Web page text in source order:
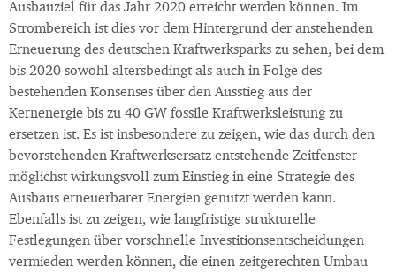
Ausbauziel für das Jahr 2020 erreicht werden können. Im
Strombereich ist dies vor dem Hintergrund der anstehenden
Erneuerung des deutschen Kraftwerksparks zu sehen, bei dem
bis 2020 sowohl altersbedingt als auch in Folge des
bestehenden Konsenses über den Ausstieg aus der
Kernenergie bis zu 40 GW fossile Kraftwerksleistung zu
ersetzen ist. Es ist insbesondere zu zeigen, wie das durch den
bevorstehenden Kraftwerksersatz entstehende Zeitfenster
möglichst wirkungsvoll zum Einstieg in eine Strategie des
Ausbaus erneuerbarer Energien genutzt werden kann.
Ebenfalls ist zu zeigen, wie langfristige strukturelle
Festlegungen über vorschnelle Investitionsentscheidungen
vermieden werden können, die einen zeitgerechten Umbau